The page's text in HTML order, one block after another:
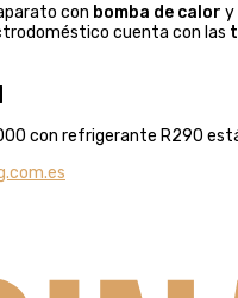
con bomba de calor y
cuenta con las
con refrigerante R290